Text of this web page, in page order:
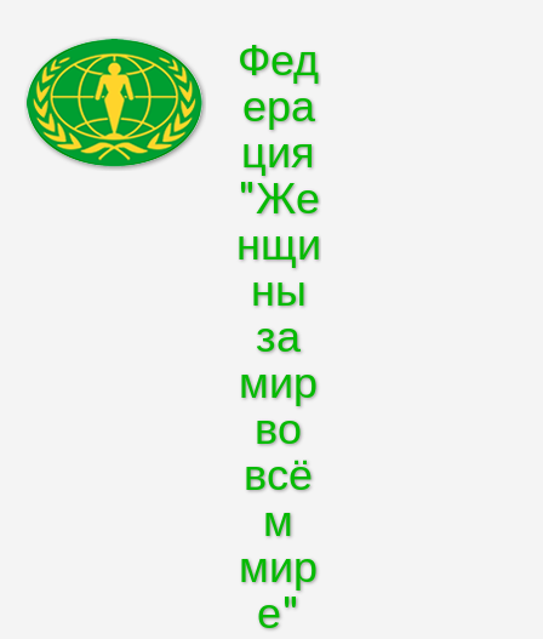
Фед
ера
ция
"Же
нщи
ны
за
мир
во
всё
м
мир
е"